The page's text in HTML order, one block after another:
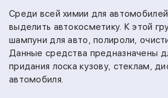
Среди всей химии для
выделить автокосметику. К этой
шампуни для авто, полироли,
Данные средства предназначены
придания лоска кузову, стеклам,
автомобиля.